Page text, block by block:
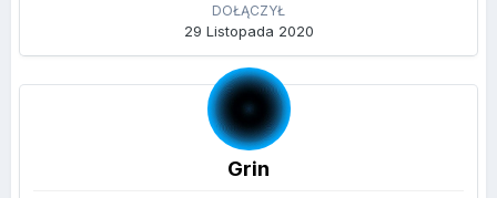
DOŁĄCZYŁ
29 Listopada 2020
Grin